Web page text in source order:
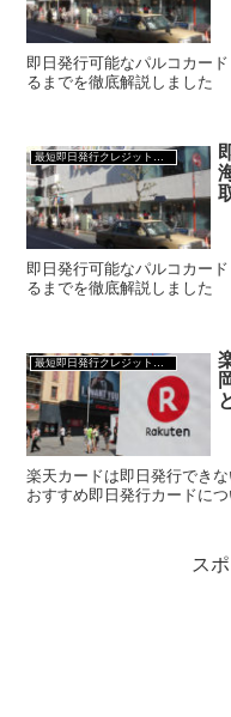
即日発行可能なパルコカー
るまでを徹底解説しました
即日発行可能なパルコカー
るまでを徹底解説しました
最短即日発行クレジットカード
楽天カードは即日発行でき
おすすめ即日発行カードにつ
ス